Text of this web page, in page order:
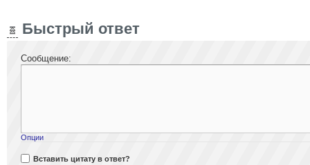
Быстрый ответ
Сообщение:
Опции
Вставить цитату в ответ?